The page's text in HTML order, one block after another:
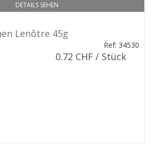
DETAILS SEHEN
Lenôtre 45g
Ref: 34530
0.72 CHF / Stück